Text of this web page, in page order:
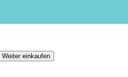
Weiter einkaufen